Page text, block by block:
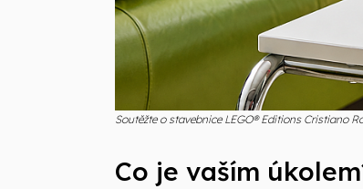
Soutěžte o stavebnice LEGO® Editions Cristiano
Co je vaším